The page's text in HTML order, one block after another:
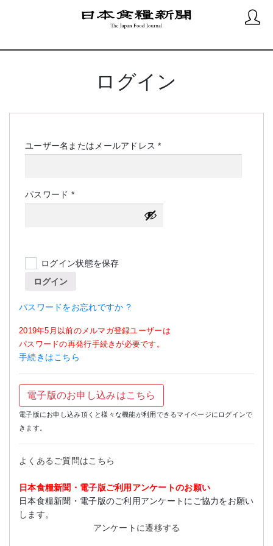
ログイン
ユーザー名またはメールアドレス*必
パスワード *必
須
ログイン状態を保存
ログイン
パスワードをお忘れですか ?
2019年5月以前のメルマガ登録ユーザーは
パスワードの再発行手続きが必要です。
手続きはこちら
電子版のお申し込みはこちら
電子版にお申し込み頂くと様々な機能が利用できるマイページにログインで
きます。
よくあるご質問はこちら
日本食糧新聞・電子版ご利用アンケートのお願い
日本食糧新聞・電子版のご利用アンケートにご協力をお願い
します。
アンケートに遷移する